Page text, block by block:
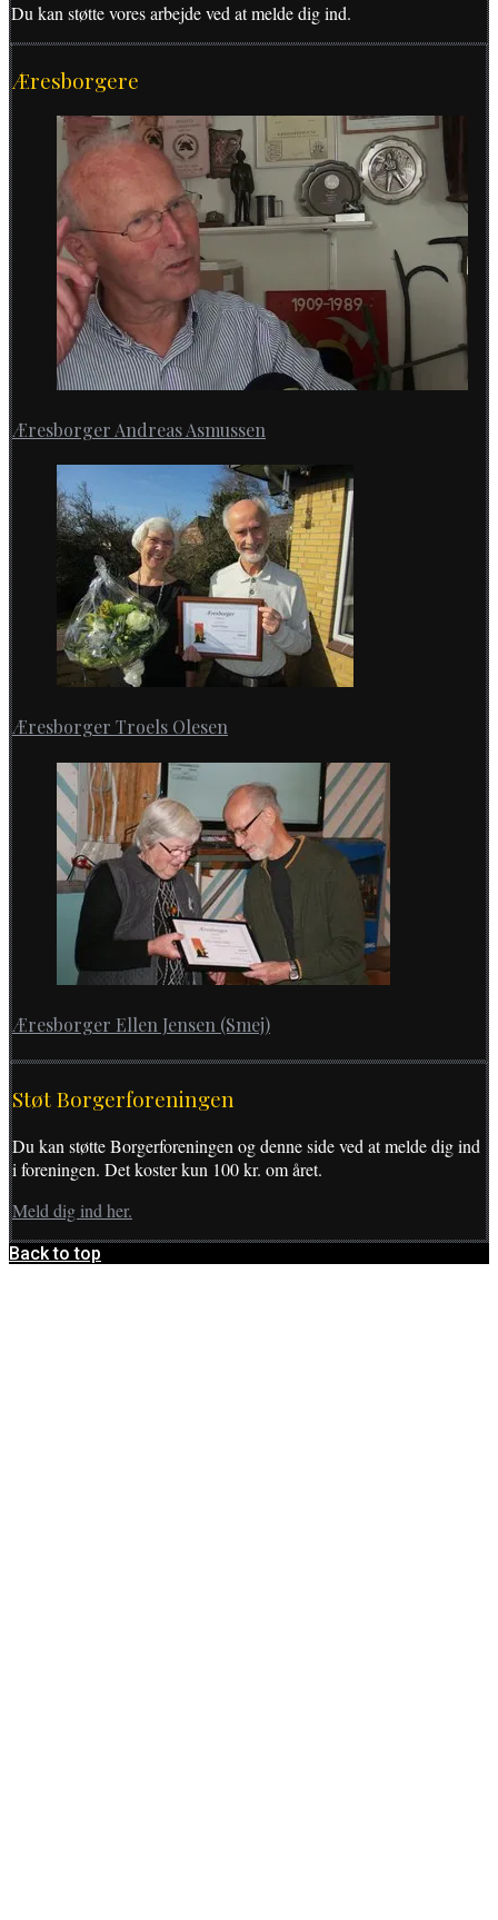
Du kan støtte vores arbejde ved at melde dig ind.
Æresborgere
Æresborger Andreas Asmussen
Æresborger Troels Olesen
Æresborger Ellen Jensen (Smej)
Støt Borgerforeningen
Du kan støtte Borgerforeningen og denne side ved at melde dig ind
i foreningen. Det koster kun 100 kr. om året.
Meld dig ind her.
Back to top